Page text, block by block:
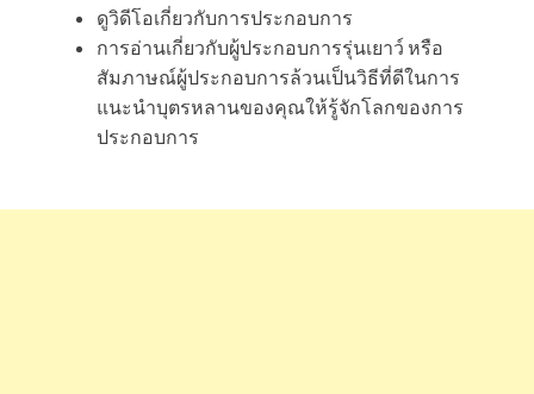
ดูวิดีโอเกี่ยวกับการประกอบการ
การอ่านเกี่ยวกับผู้ประกอบการรุ่นเยาว์ หรือ
สัมภาษณ์ผู้ประกอบการล้วนเป็นวิธีที่ดีในการ
แนะนำบุตรหลานของคุณให้รู้จักโลกของการ
ประกอบการ